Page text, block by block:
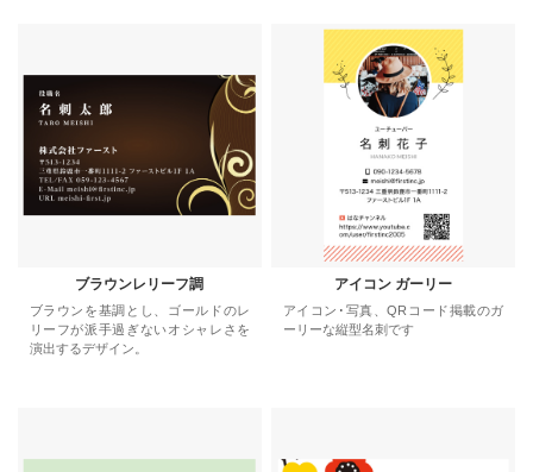
ブラウンレリーフ調
ブラウンを基調とし、ゴールドのレ
リーフが派手過ぎないオシャレさを
演出するデザイン。
アイコン ガーリー
アイコン･写真、QRコード掲載のガ
ーリーな縦型名刺です